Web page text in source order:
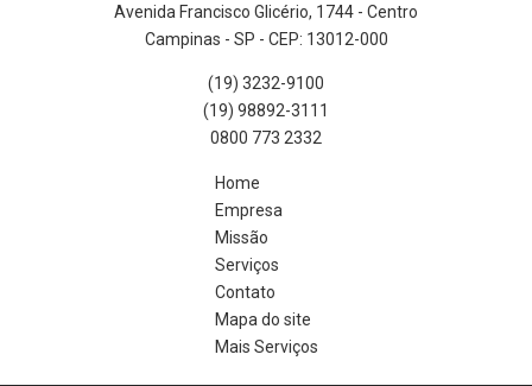
Avenida Francisco Glicério, 1744 - Centro
Campinas - SP - CEP: 13012-000
(19) 3232-9100
(19) 98892-3111
0800 773 2332
Home
Empresa
Missão
Serviços
Contato
Mapa do site
Mais Serviços